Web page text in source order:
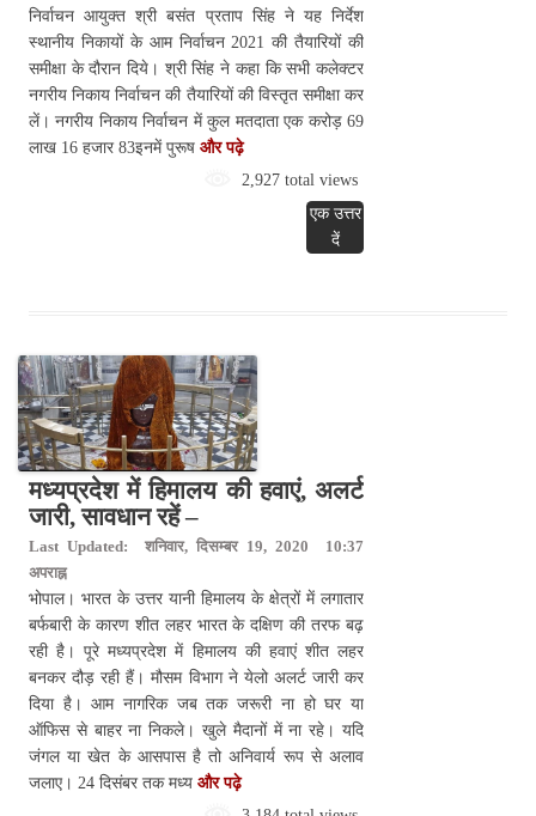
निर्वाचन आयुक्त श्री बसंत प्रताप सिंह ने यह निर्देश
स्थानीय निकायों के आम निर्वाचन 2021 की तैयारियों की
समीक्षा के दौरान दिये। श्री सिंह ने कहा कि सभी कलेक्टर
नगरीय निकाय निर्वाचन की तैयारियों की विस्तृत समीक्षा कर
लें। नगरीय निकाय निर्वाचन में कुल मतदाता एक करोड़ 69
लाख 16 हजार 83इनमें पुरूष और पढ़े
2,927 total views
एक उत्तर
दें
मध्यप्रदेश में हिमालय की हवाएं, अलर्ट
जारी, सावधान रहें –
Last Updated: शनिवार, दिसम्बर 19, 2020 10:37
अपराह्न
भोपाल। भारत के उत्तर यानी हिमालय के क्षेत्रों में लगातार
बर्फबारी के कारण शीत लहर भारत के दक्षिण की तरफ बढ़
रही है। पूरे मध्यप्रदेश में हिमालय की हवाएं शीत लहर
बनकर दौड़ रही हैं। मौसम विभाग ने येलो अलर्ट जारी कर
दिया है। आम नागरिक जब तक जरूरी ना हो घर या
ऑफिस से बाहर ना निकले। खुले मैदानों में ना रहे। यदि
जंगल या खेत के आसपास है तो अनिवार्य रूप से अलाव
जलाए। 24 दिसंबर तक मध्य और पढ़े